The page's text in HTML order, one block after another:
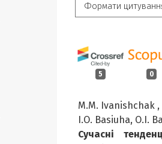
Формати
5 0
M.M. Ivanishchak
I.O. Basiuha, O.I.
Сучасні